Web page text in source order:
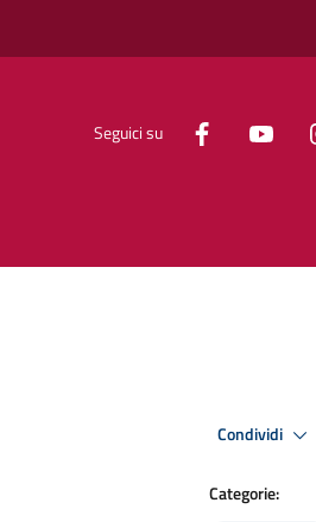
Seguici su
Condividi
Categorie: